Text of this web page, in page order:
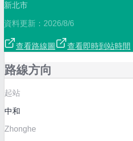
新北市
資料更新： 2026/8/6
查看路線圖 查看即時到站時間
路線方向
起站
中和
Zhonghe